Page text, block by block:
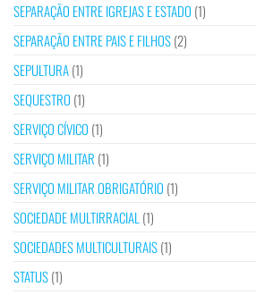
SEPARAÇÃO ENTRE IGREJAS E ESTADO (1)
SEPARAÇÃO ENTRE PAIS E FILHOS(2)
SEPULTURA(1)
SEQUESTRO (1)
SERVIÇO CÍVICO (1)
SERVIÇO MILITAR (1)
SERVIÇO MILITAR OBRIGATÓRIO (1)
SOCIEDADE MULTIRRACIAL (1)
SOCIEDADES MULTICULTURAIS(1)
STATUS(1)